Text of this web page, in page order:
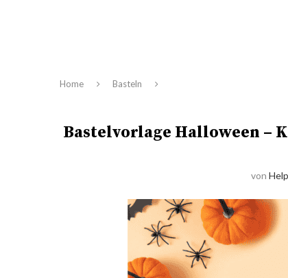
Home Basteln
Bastelvorlage Halloween –
von